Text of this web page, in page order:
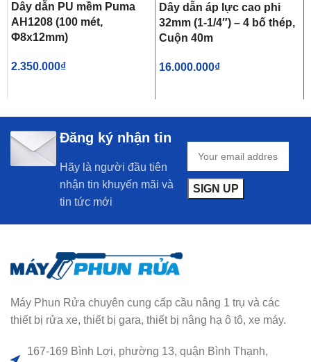
Dây dẫn PU mềm Puma
AH1208 (100 mét,
Φ8x12mm)
2.350.000₫
Dây dẫn áp lực cao phi
32mm (1-1/4″) – 4 bố thép,
Cuộn 40m
16.000.000₫
Đăng ký nhận tin
Hãy là người đầu tiên
nhận tin khuyến mãi và
tin tức mới
Máy Phun Rửa chuyên cung cấp cầu nâng 1 trụ và các
thiết bị rửa xe, thiết bị gara, thiết bị nâng hạ ô tô, xe máy.
167-169 Bình Lợi, phường 13, quận Bình Thạnh,